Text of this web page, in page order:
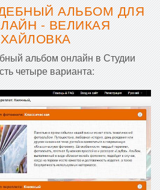
АЛЬБОМ ДЛЯ
- ВЕЛИКАЯ
альбом онлайн в Студии
четыре варианта: